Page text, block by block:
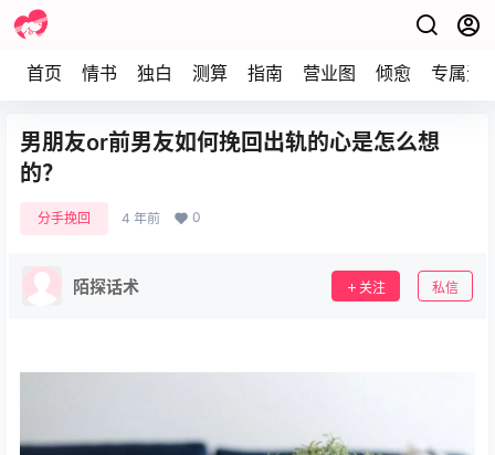
首页 情书 独白 测算 指南 营业图 倾愈 专属资
男朋友or前男友如何挽回出轨的心是怎么想
的？
分手挽回 4 年前 0
陌探话术 关注 私信